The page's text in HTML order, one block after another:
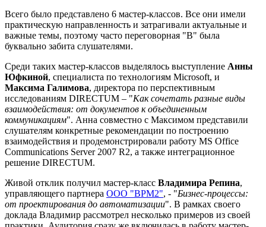
Всего было представлено 6 мастер-классов. Все они имели
практическую направленность и затрагивали актуальные и
важные темы, поэтому часто переговорная "B" была
буквально забита слушателями.
Среди таких мастер-классов выделялось выступление Анны
Юфкиной, специалиста по технологиям Microsoft, и
Максима Галимова, директора по перспективным
исследованиям DIRECTUM – "Как сочетать разные виды
взаимодействия: от документов к объединенным
коммуникациям". Анна совместно с Максимом представили
слушателям конкретные рекомендации по построению
взаимодействия и продемонстрировали работу MS Office
Communications Server 2007 R2, а также интеграционное
решение DIRECTUM.
Живой отклик получил мастер-класс Владимира Репина,
управляющего партнера ООО "BPM2", - "Бизнес-процессы:
от проектирования до автоматизации". В рамках своего
доклада Владимир рассмотрел несколько примеров из своей